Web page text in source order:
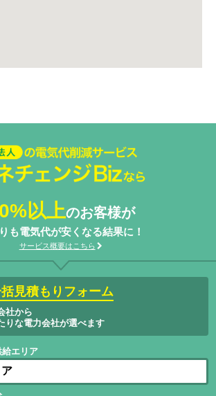
の電気代削減サービスエネ
ンジ Biz
以上のお客様が
も電気代が安くなる結果に！
サービス概要はこちら
見積もりフォーム
社から
りな電力会社が選べます
給エリア